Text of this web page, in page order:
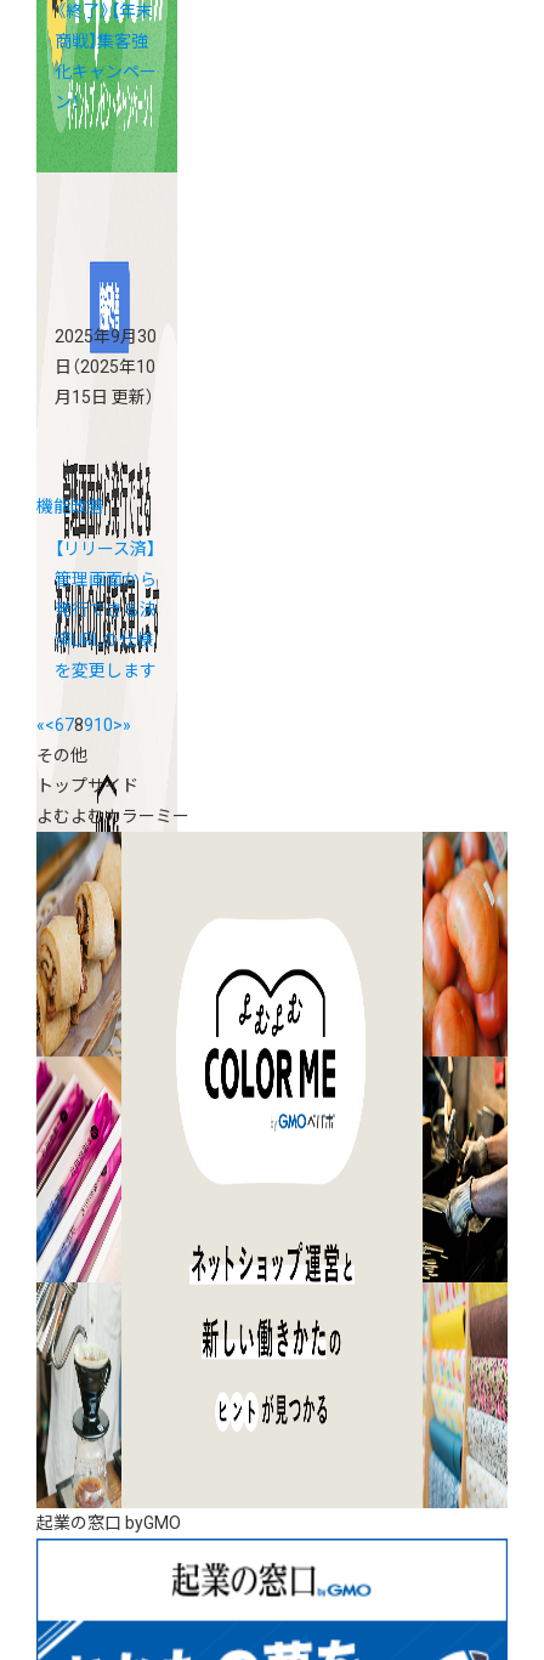
《終了》【年末
商戦】集客強
化キャンペー
ン！
2025年9月30
日 （2025年10
月15日 更新）
機能改善
【リリース済】
管理画面から
発行できる決
済URLの仕様
を変更します
«<678910>»
その他
トップサイド
よむよむカラーミー
起業の窓口 byGMO